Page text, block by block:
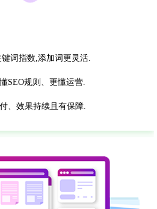
词指数,添加词更灵活.
SEO规则、更懂运营.
、效果持续且有保障.